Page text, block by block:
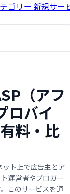
ゴリー 新規サー
（アフ
ロバイ
料・比
ト上で広告主とア
運営者やブロガー
このサービスを通